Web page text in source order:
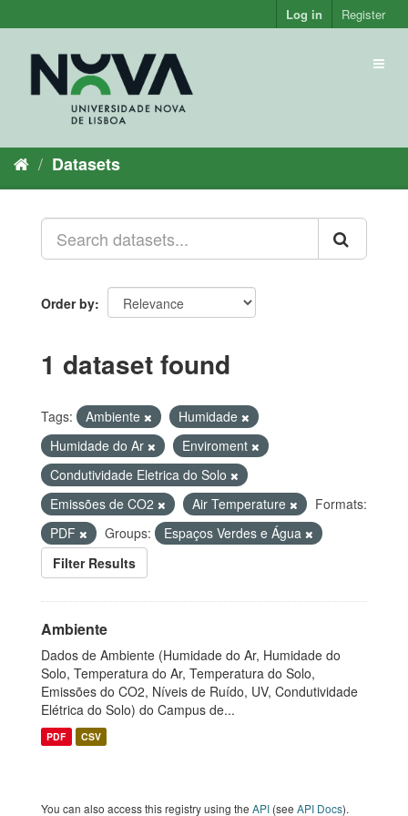
to
Log in Register
Datasets
Order by
1 dataset found
Tags: Ambiente
Humidade
Humidade do Ar
Enviroment
Condutividade Eletrica do Solo
Emissões de CO2
Air Temperature
Formats:
PDF
Groups:
Espaços Verdes e Água
Filter Results
Ambiente
Dados de Ambiente (Humidade do Ar, Humidade do
Solo, Temperatura do Ar, Temperatura do Solo,
Emissões do CO2, Níveis de Ruído, UV, Condutividade
Elétrica do Solo) do Campus de...
PDF CSV
You can also access this registry using the API (see API Docs).